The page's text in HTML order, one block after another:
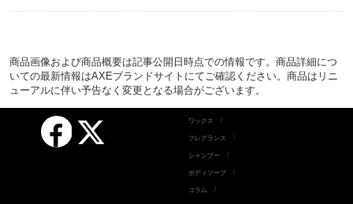
商品画像および商品概要は記事公開日時点での情報です。商品詳細につ
いての最新情報はAXEブランドサイトにてご確認ください。商品はリニ
ューアルに伴い予告なく変更となる場合がございます。
Facebook ワックス
フレグランス
シャンプー
ボディソープ
コラム